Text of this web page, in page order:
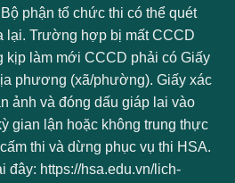
phận tổ chức thi có thể quét
lại. Trường hợp bị mất CCCD
kịp làm mới CCCD phải có Giấy
phương (xã/phường). Giấy xác
ảnh và đóng dấu giáp lai vào
gian lận hoặc không trung thực
thi và dừng phục vụ thi HSA.
đây: https://hsa.edu.vn/lich-